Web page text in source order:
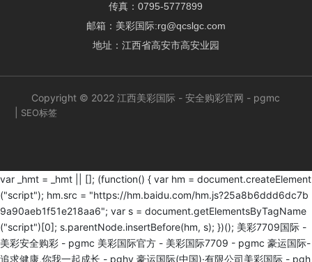
传真：0795-5777899
邮箱： 美彩国际:rg@qcslgc.com
地址：江西省高安市高安业园
Copyright © 2022 江西美彩国际 - 安全购彩官网 - pgmc
SEO标签
var _hmt = _hmt || []; (function() { var hm = document.createElement
("script"); hm.src = "https://hm.baidu.com/hm.js?25a8b6ddd6dc7b
9a90aeb1f51e218aa6"; var s = document.getElementsByTagName
("script")[0]; s.parentNode.insertBefore(hm, s); })(); 美彩7709国际 -
美彩安全购彩 - pgmc 美彩国际官方 - 美彩国际7709 - pgmc 豪运国际-
追求健康,你我一起成长 - pghy 豪运国际(中国)·有限公司美彩国际 - pgh